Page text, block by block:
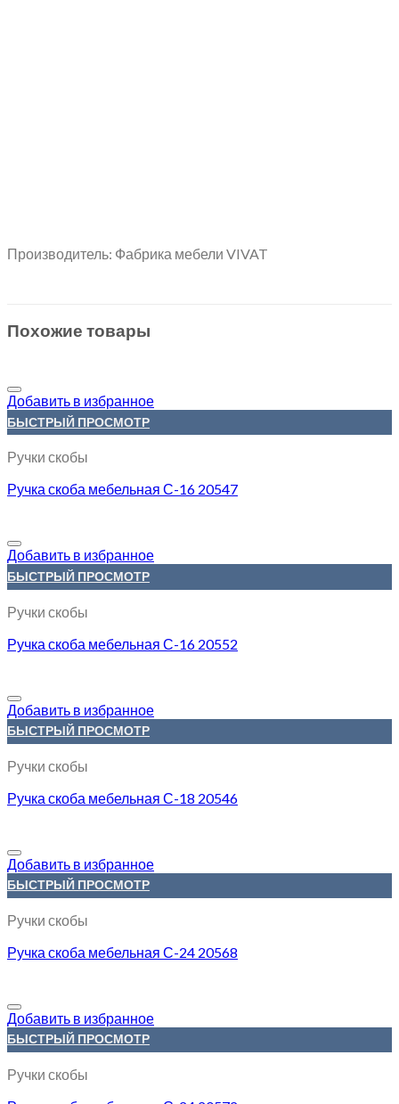
Производитель: Фабрика мебели VIVAT
Похожие товары
Добавить в избранное
БЫСТРЫЙ ПРОСМОТР
Ручки скобы
Ручка скоба мебельная С-16 20547
Добавить в избранное
БЫСТРЫЙ ПРОСМОТР
Ручки скобы
Ручка скоба мебельная С-16 20552
Добавить в избранное
БЫСТРЫЙ ПРОСМОТР
Ручки скобы
Ручка скоба мебельная С-18 20546
Добавить в избранное
БЫСТРЫЙ ПРОСМОТР
Ручки скобы
Ручка скоба мебельная С-24 20568
Добавить в избранное
БЫСТРЫЙ ПРОСМОТР
Ручки скобы